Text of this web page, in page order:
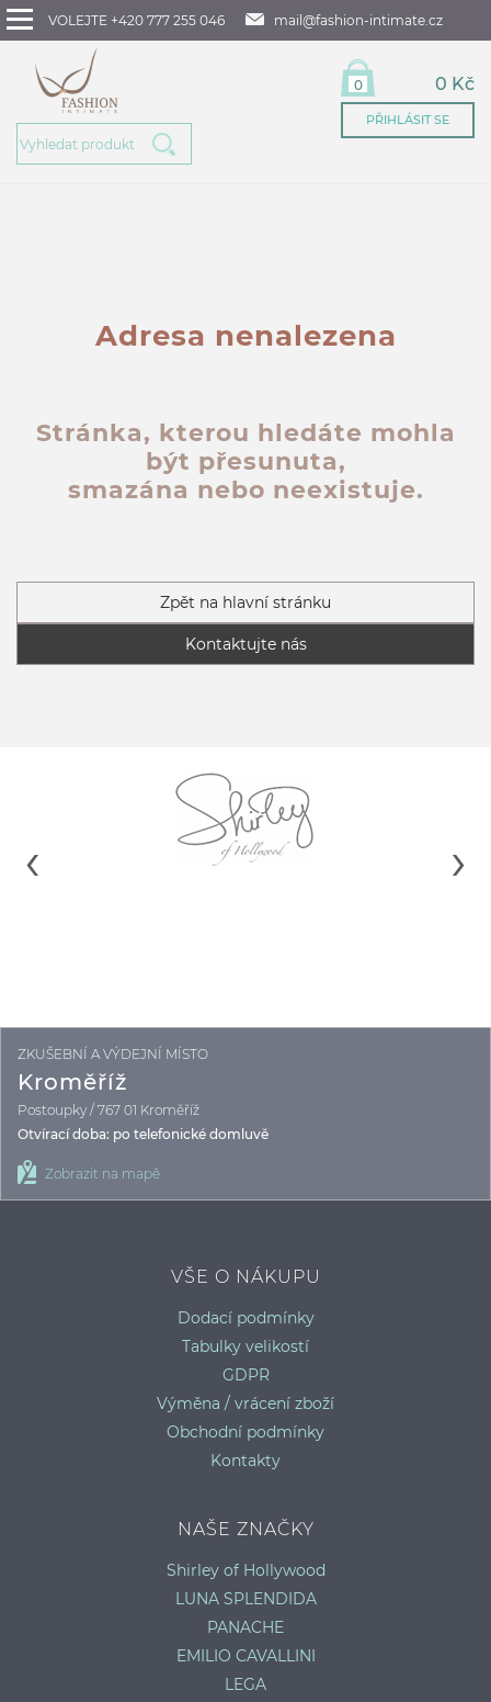
VOLEJTE +420 777 255 046 mail@fashion-intimate.cz
0 0 Kč
PŘIHLÁSIT SE
Adresa nenalezena
Stránka, kterou hledáte mohla
být přesunuta,
smazána nebo neexistuje.
Zpět na hlavní stránku
Kontaktujte nás
ZKUŠEBNÍ A VÝDEJNÍ MÍSTO
Kroměříž
Postoupky / 767 01 Kroměříž
Otvírací doba: po telefonické domluvě
Zobrazit na mapě
VŠE O NÁKUPU
Dodací podmínky
Tabulky velikostí
GDPR
Výměna / vrácení zboží
Obchodní podmínky
Kontakty
NAŠE ZNAČKY
Shirley of Hollywood
LUNA SPLENDIDA
PANACHE
EMILIO CAVALLINI
LEGA